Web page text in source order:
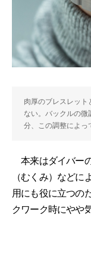
肉厚のブレスレット
ない。バックルの
分、この調整によっ
本来はダイバー
（むくみ）などに
用にも役に立つの
クワーク時にやや